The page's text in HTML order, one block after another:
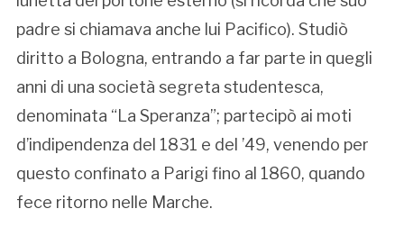
padre si chiamava anche lui Pacifico). Studiò
diritto a Bologna, entrando a far parte in quegli
anni di una società segreta studentesca,
denominata “La Speranza”; partecipò ai moti
d’indipendenza del 1831 e del ’49, venendo per
questo confinato a Parigi fino al 1860, quando
fece ritorno nelle Marche.